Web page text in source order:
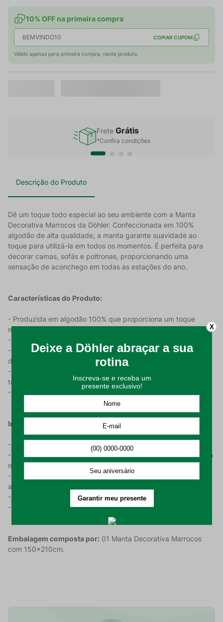
10% OFF na primeira compra
BEMVINDO10 COPIAR CUPOM
Válido apenas para primeira compra, neste produto.
Frete Grátis
*Confira condições
Descrição do Produto
Dê um toque todo especial ao seu ambiente com a Manta
Decorativa Marrocos da Döhler. Confeccionada em 100%
algodão de alta qualidade, a manta garante suavidade ao
toque para utilizá-la em todos os momentos. É perfeita para
decorar camas, sofás e poltronas, proporcionando uma
sensação de aconchego em todas as estações do ano.
Características do Produto:
- Produzida em algodão 100% que proporciona um toque
macio e confortável;
- Com uma gramatura de 282 g/m²;
- A linda textura trabalhada na cor Castanho traz um toque de
delicadeza e estilo à sua decoração;
- Seu acabamento em franjas confere um charme especial,
tornando-a ainda mais única e encantadora;
- Nas dimensões de 150cm por 210cm.
Instruções de Uso:
- Higienizar antes de utilizar;
- Recomendado lavagem em temperatura máxima de 60°C em
modo suave;
- Permitido secagem em máquinas desde que seja respeitado
a temperatura máxima de 60°C;
- Cuidado para não alvejar e não limpar o produto a seco;
- Utilizar ferro de passar em temperatura máxima de 150ºC.
Embalagem composta por: 01 Manta Decorativa Marrocos
com 150x210cm.
X